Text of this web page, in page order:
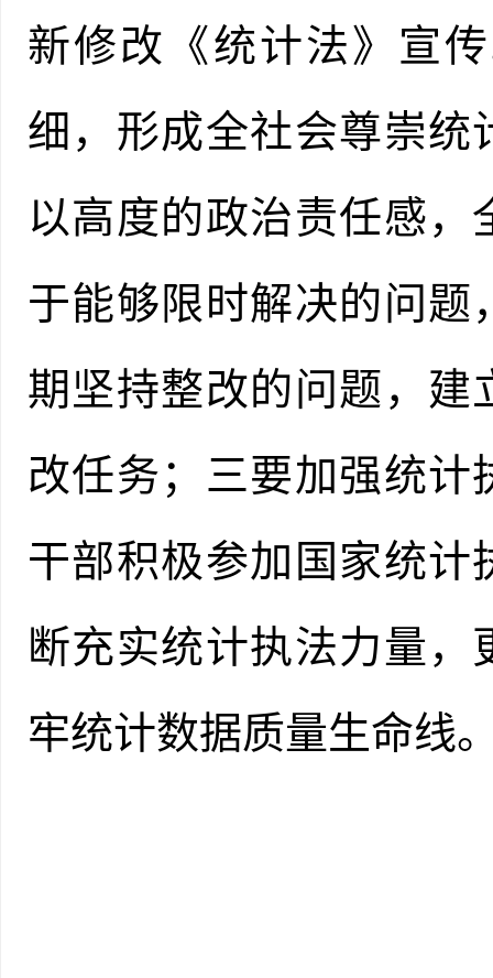
新修改《统计法》宣
细，形成全社会尊崇统
以高度的政治责任感，
于能够限时解决的问
期坚持整改的问题，建
改任务；三要加强统计
干部积极参加国家统计
断充实统计执法力量，
牢统计数据质量生命线